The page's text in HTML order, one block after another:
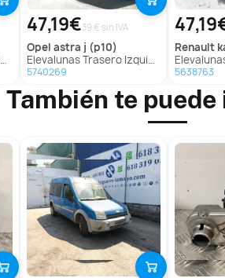
47,19€39 € sin IVA
opel astra j (p10)
Elevalunas Trasero Izquierdo para Opel Astra J (P10)
5740269
renault
Elevalunas Trasero
5638763
También te